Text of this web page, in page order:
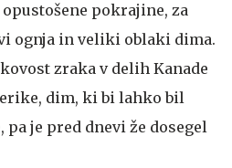
pokrajine, za
ognja in veliki oblaki dima.
zraka v delih Kanade
dim, ki bi lahko bil
pa je pred dnevi že dosegel